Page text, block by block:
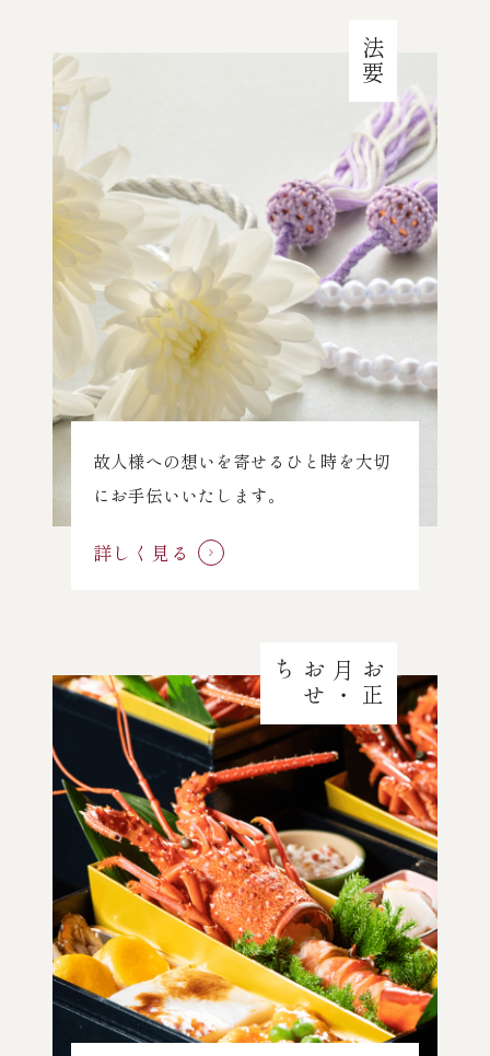
法要
故人様への想いを寄せるひと時を大切
にお手伝いいたします。
詳しく見る
お
正
月
・
お
せ
ち